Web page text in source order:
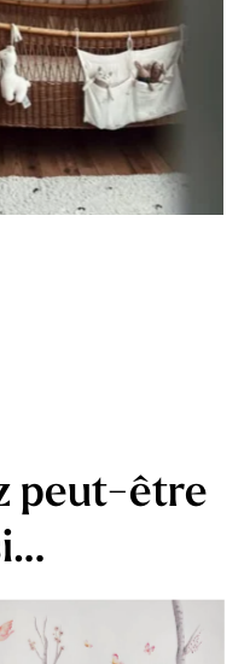
est plus importante que
de mur étroits, etc.).
peut-être